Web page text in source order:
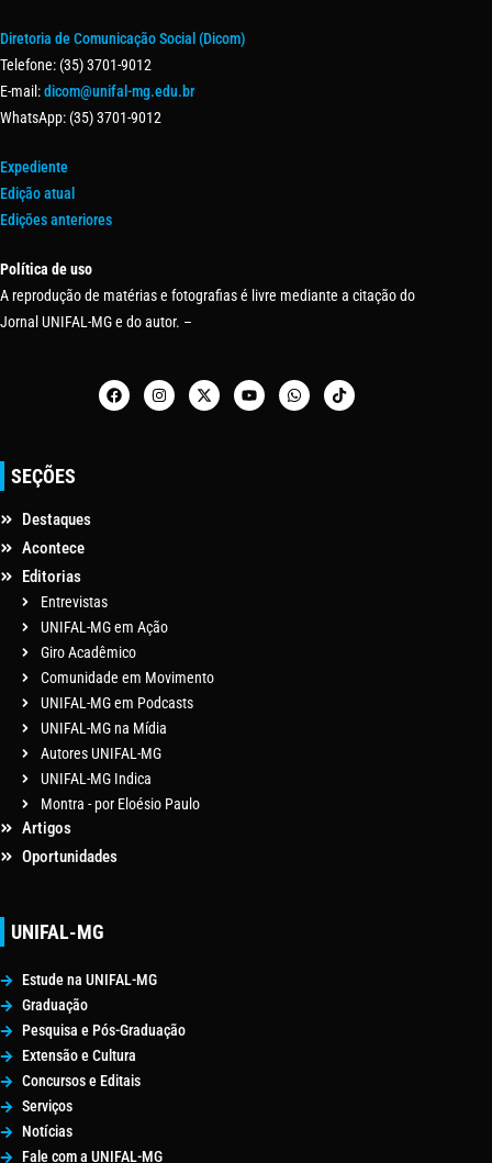
Diretoria de Comunicação Social (Dicom)
Telefone: (35) 3701-9012
E-mail:dicom@unifal-mg.edu.br
WhatsApp: (35) 3701-9012
Expediente
Edição atual
Edições anteriores
Política de uso
A reprodução de matérias e fotografias é livre mediante a citação do
Jornal UNIFAL-MG e do autor. –
SEÇÕES
Destaques
Acontece
Editorias
Entrevistas
UNIFAL-MG em Ação
Giro Acadêmico
Comunidade em Movimento
UNIFAL-MG em Podcasts
UNIFAL-MG na Mídia
Autores UNIFAL-MG
UNIFAL-MG Indica
Montra - por Eloésio Paulo
Artigos
Oportunidades
UNIFAL-MG
Estude na UNIFAL-MG
Graduação
Pesquisa e Pós-Graduação
Extensão e Cultura
Concursos e Editais
Serviços
Notícias
Fale com a UNIFAL-MG